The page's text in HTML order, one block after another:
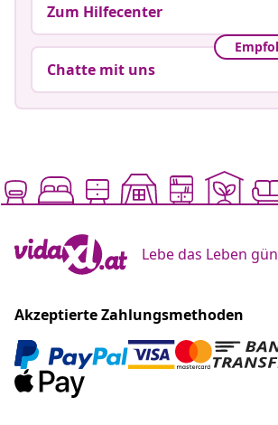
Zum Hilfecenter
Chatte mit uns
Lebe das Leben
Akzeptierte Zahlungsmethoden